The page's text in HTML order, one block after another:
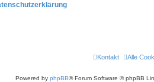
Alle
Kontakt
Powered by phpBB® Forum Software © phpBB